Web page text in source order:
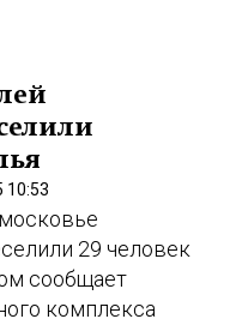
10:53
29 человек
сообщает
комплекса